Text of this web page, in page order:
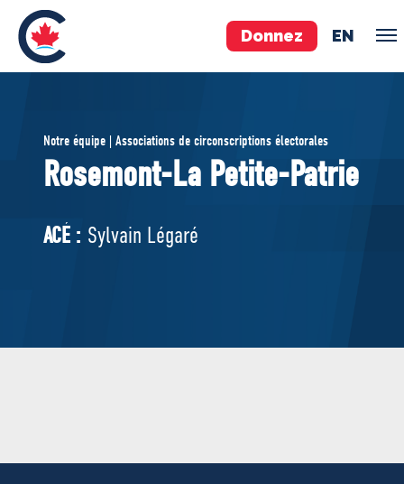
Donnez EN
ÉQUIPE
Pierre Poilievre
Vos députés conservateurs
Cabinet fantôme
Exécutif national
Notre équipe | Associations de circonscriptions électorales
Rosemont-La Petite-Patrie
ACÉ : Sylvain Légaré